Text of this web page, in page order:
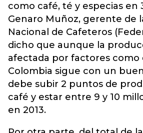
como café, té y especias en
Genaro Muñoz, gerente de
Nacional de Cafeteros
dicho que aunque la
afectada por factores como
Colombia sigue con un
debe subir 2 puntos de
café y estar entre 9 y 10
en 2013.